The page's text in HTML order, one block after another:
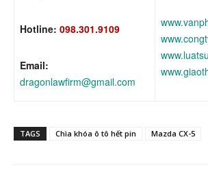
Hotline: 098.301.9109
Email:
dragonlawfirm@gmail.com
TAGS Chìa khóa ô tô hết pin Mazda CX-5